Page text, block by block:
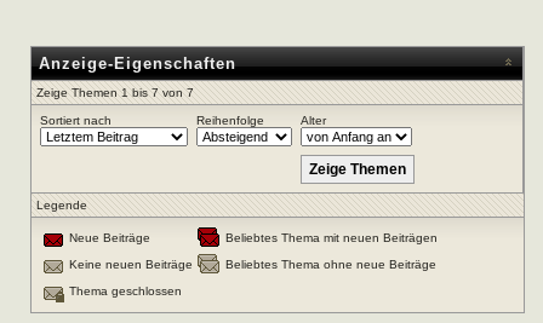
Anzeige-Eigenschaften
Zeige Themen 1 bis 7 von 7
Sortiert nach Reihenfolge Alter
Legende
Neue Beiträge
Beliebtes Thema mit neuen Beiträgen
Keine neuen Beiträge
Beliebtes Thema ohne neue Beiträge
Thema geschlossen